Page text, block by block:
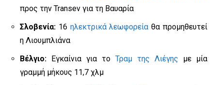
προς την Transev για τη Βαυαρία
Σλοβενία: 16 ηλεκτρικά λεωφορεία θα προμηθευτεί
η Λιουμπλιάνα
Βέλγιο: Εγκαίνια για το Τραμ της Λιέγης με μία
γραμμή μήκους 11,7 χλμ